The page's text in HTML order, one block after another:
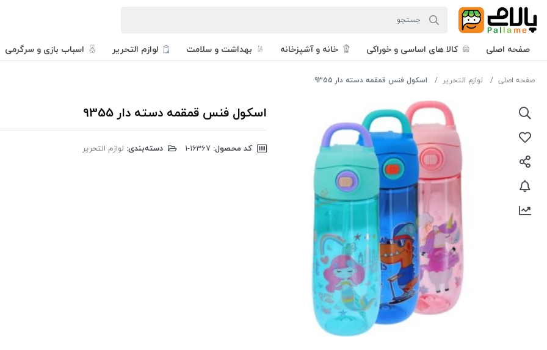
صفحه اصلی کالا های اساسی و خوراکی خانه و آشپزخانه بهداشت و سلامت لوازم التحریر اسباب بازی و سرگرمی
صفحه اصلی لوازم التحریر اسکول فنس قمقمه دسته دار 9355
اسکول فنس قمقمه دسته دار 9355
کد محصول: دسته‌بندی: لوازم التحریر